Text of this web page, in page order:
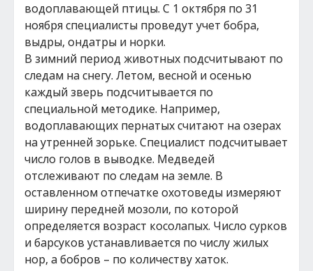
водоплавающей птицы. С 1 октября по 31
ноября специалисты проведут учет бобра,
выдры, ондатры и норки.
В зимний период животных подсчитывают по
следам на снегу. Летом, весной и осенью
каждый зверь подсчитывается по
специальной методике. Например,
водоплавающих пернатых считают на озерах
на утренней зорьке. Специалист подсчитывает
число голов в выводке. Медведей
отслеживают по следам на земле. В
оставленном отпечатке охотоведы измеряют
ширину передней мозоли, по которой
определяется возраст косолапых. Число сурков
и барсуков устанавливается по числу жилых
нор, а бобров – по количеству хаток.